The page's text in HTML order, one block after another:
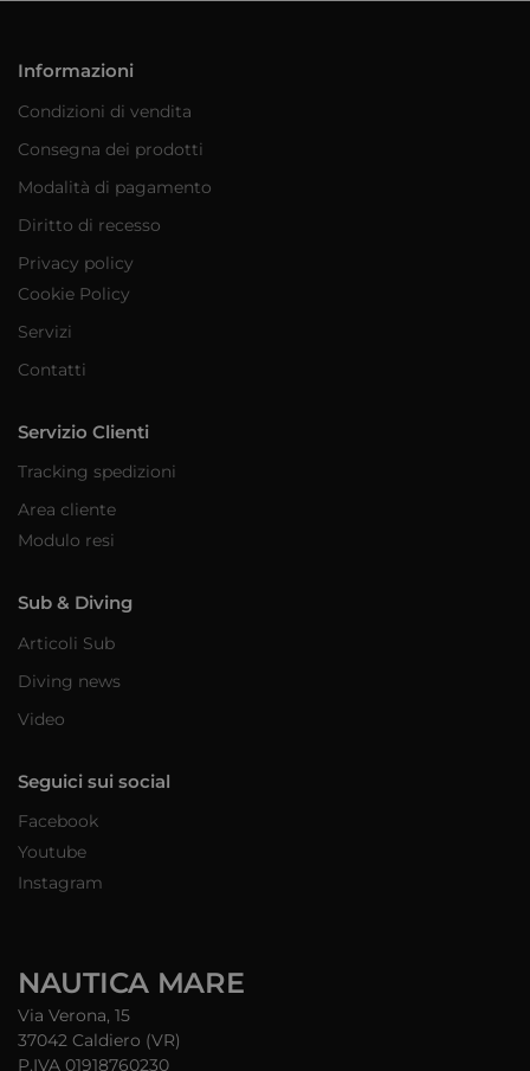
Informazioni
Condizioni di vendita
Consegna dei prodotti
Modalità di pagamento
Diritto di recesso
Privacy policy
Cookie Policy
Servizi
Contatti
Servizio Clienti
Tracking spedizioni
Area cliente
Modulo resi
Sub & Diving
Articoli Sub
Diving news
Video
Seguici sui social
Facebook
Youtube
Instagram
NAUTICA MARE
Via Verona, 15
37042 Caldiero (VR)
P.IVA 01918760230